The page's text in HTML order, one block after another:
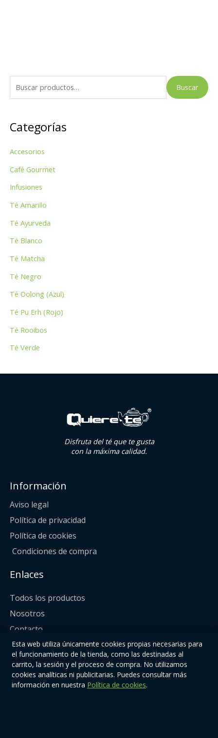
u
c
r
p
Buscar
Categorías
Accesorios
Café Gourmet
Infusiones
Té Amarillo
Té Ayurveda
Té Blanco
Té Matcha
Té Negro
Té Oolong (Azul)
Té Pu Erh (Rojo)
Té Rooibos
Té Verde
Disfruta del té que te gusta
con la máxima calidad.
Información
Aviso legal
Política de privacidad
Política de cookies
Condiciones de compra
Enlaces
Todos los productos
Nosotros
Contacto
Síguenos
Esta web utiliza únicamente cookies propias necesarias para
el funcionamiento de la tienda, como las destinadas al
carrito, la sesión y el proceso de compra. No utilizamos
cookies analíticas ni publicitarias. Puedes consultar más
información en nuestra Política de cookies.